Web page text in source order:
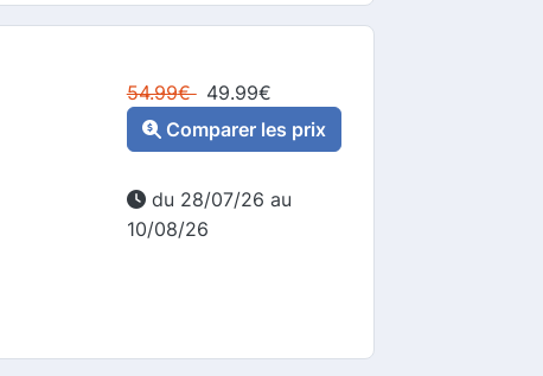
54.99€ 49.99€
Comparer les prix
du 28/07/26 au
10/08/26